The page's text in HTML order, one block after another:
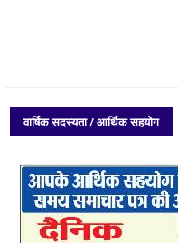
वार्षिक सदस्यता / आर्थिक सहयोग